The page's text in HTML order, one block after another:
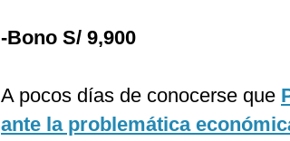
-Bono S/ 9,900
A pocos días de conocerse que
ante la problemática